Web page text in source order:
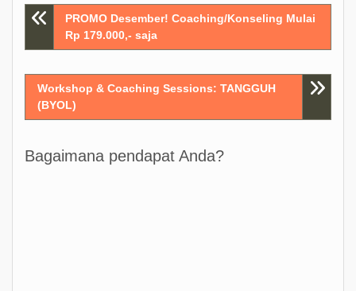
Post
navigation
PROMO Desember! Coaching/Konseling Mulai
Rp 179.000,- saja
Workshop & Coaching Sessions: TANGGUH
(BYOL)
Bagaimana pendapat Anda?